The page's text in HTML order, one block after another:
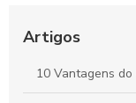
Ideal
Locação de
Custos e Como
Artigos
10 Vantagens